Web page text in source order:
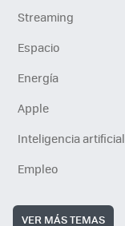
Streaming
Espacio
Energía
Apple
Inteligencia artificial
Empleo
VER MÁS TEMAS